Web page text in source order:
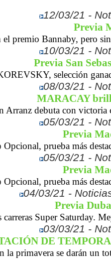
12/03/21 -
Previa
el premio Bannaby, pero
10/03/21 -
Previa San
selección
08/03/21 -
MARACAY
Arranz debuta con victoria
05/03/21 -
Previa
prueba más
05/03/21 -
Previa
prueba más
04/03/21 -
Previa
carreras Super Saturday.
03/03/21 -
DE
la primavera se darán un